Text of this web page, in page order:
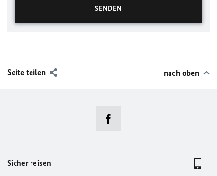
Seite teilen nach oben
Sicher reisen